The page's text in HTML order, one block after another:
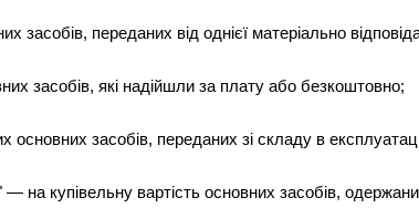
засобів, переданих від однієї матеріально
засобів, які надійшли за плату або безкоштовно;
засобів, переданих зі складу в
на купівельну вартість основних засобів,